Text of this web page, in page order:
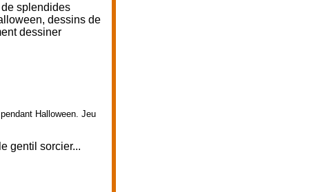
splendides
dessins de
dessiner
Halloween. Jeu
gentil sorcier...